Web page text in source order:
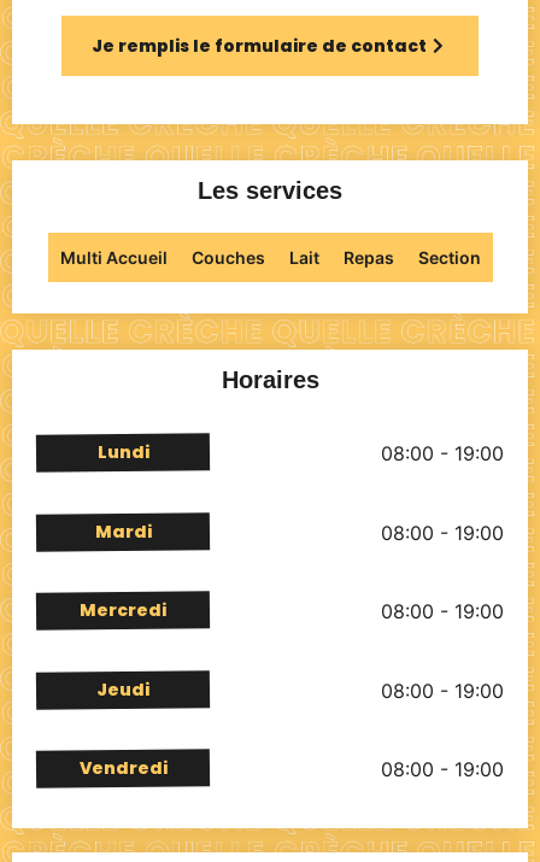
Je remplis le formulaire de contact
Les services
Multi Accueil Couches Lait Repas Section
Horaires
Lundi 08:00 - 19:00
Mardi 08:00 - 19:00
Mercredi 08:00 - 19:00
Jeudi 08:00 - 19:00
Vendredi 08:00 - 19:00